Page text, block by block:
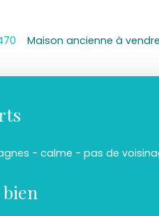
Maison ancienne à
- calme - pas de